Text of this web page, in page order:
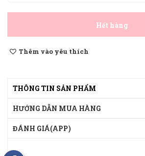
Hết hàng
Thêm vào yêu thích
THÔNG TIN SẢN PHẨM
HƯỚNG DẪN MUA HÀNG
ĐÁNH GIÁ(APP)